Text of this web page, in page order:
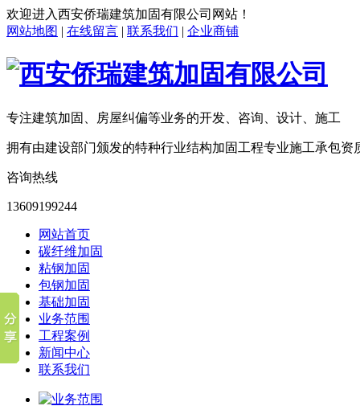
欢迎进入西安侨瑞建筑加固有限公司 网站！
网站地图 | 在线留言 | 联系我们 | 企业商铺
专注建筑加固、房屋纠偏等业务的开发、咨询、设计、施工
拥有由建设部门颁发的特种行业结构加固工程专业施工承包资
咨询热线
13609199244
网站首页
碳纤维加固
粘钢加固
包钢加固
基础加固
业务范围
工程案例
新闻中心
联系我们